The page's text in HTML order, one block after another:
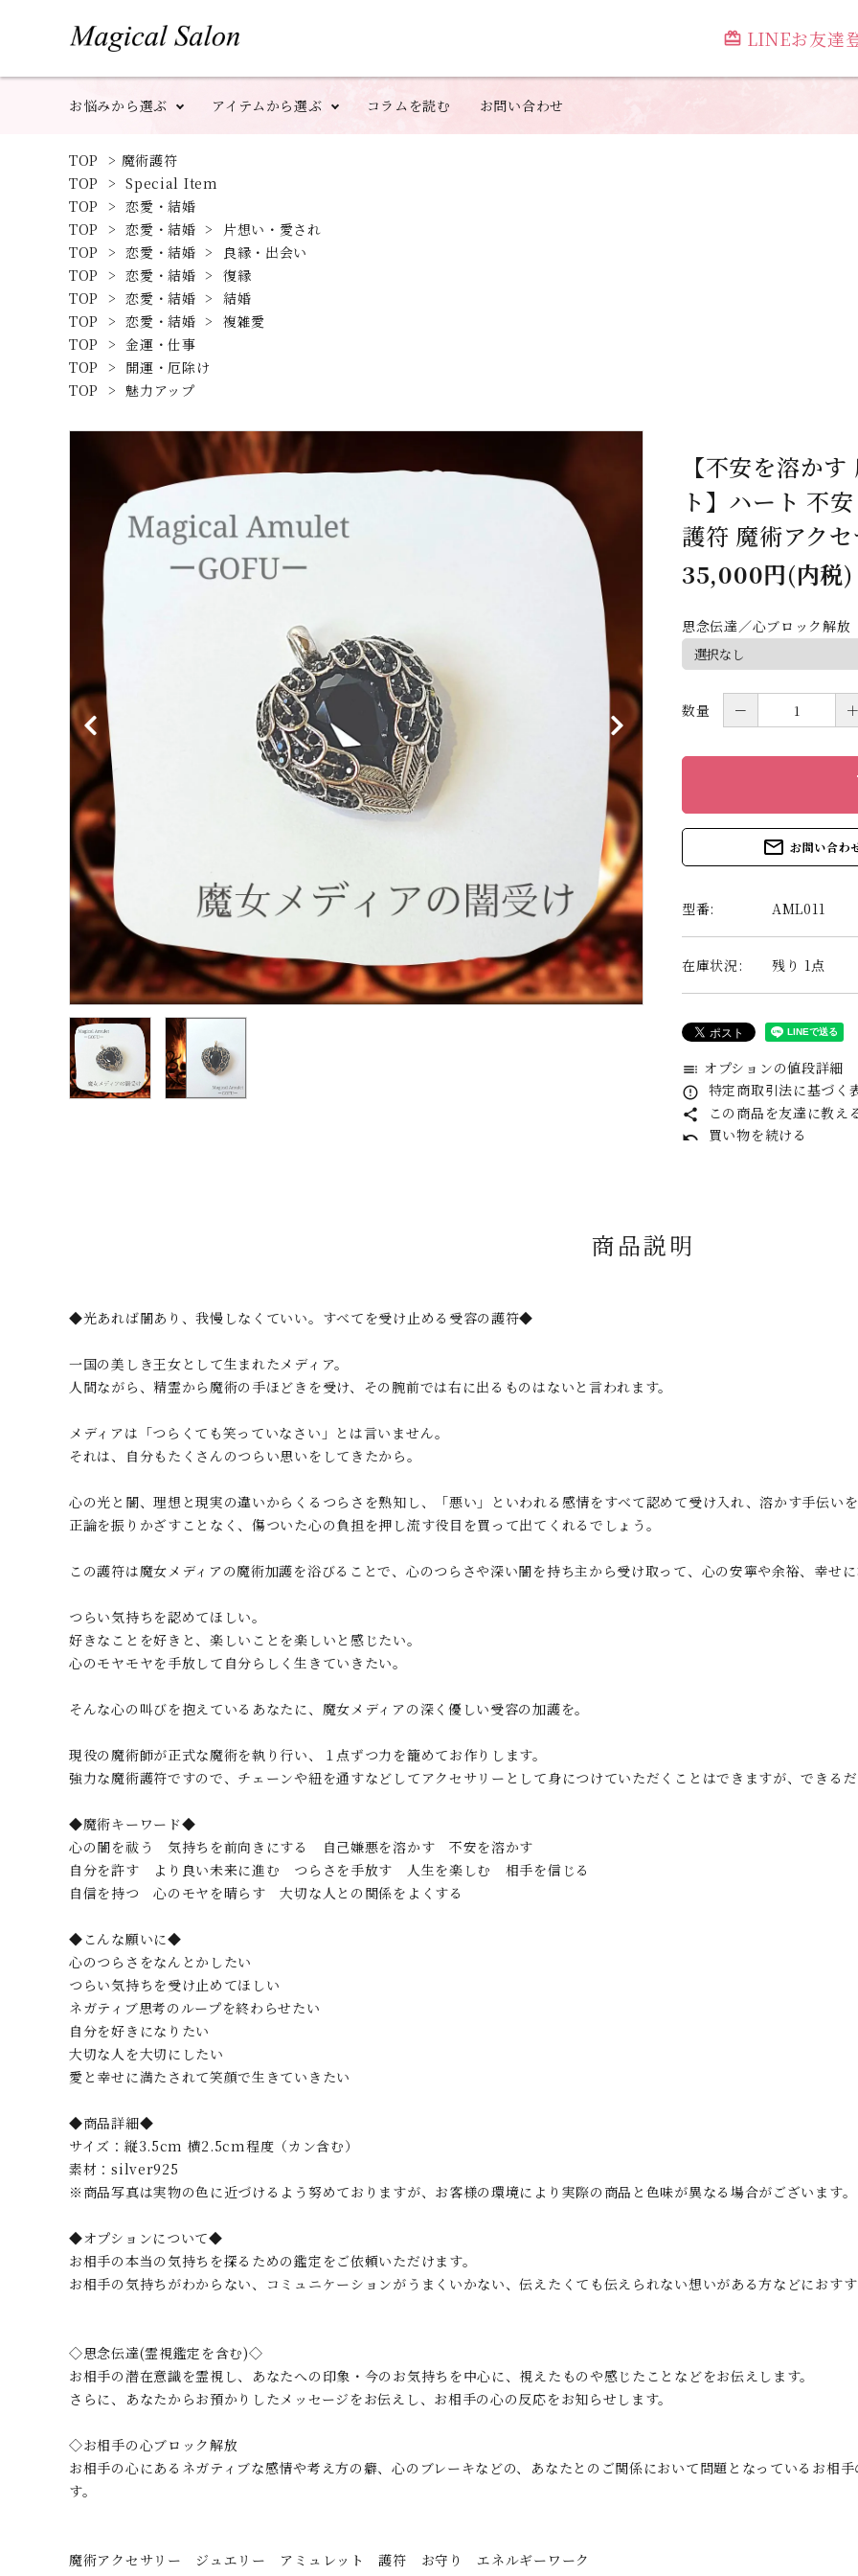
card_giftcard LINEお友達
お悩みから選ぶ アイテムから選ぶ コラムを読む お問い合わせ
TOP > 魔術護符
TOP > Special Item
TOP > 恋愛・結婚
TOP > 恋愛・結婚 >
片想い・愛され
TOP > 恋愛・結婚 >
良縁・出会い
TOP > 恋愛・結婚 > 復縁
TOP > 恋愛・結婚 > 結婚
TOP > 恋愛・結婚 > 複雑愛
TOP > 金運・仕事
TOP > 開運・厄除け
TOP > 魅力アップ
【不安を溶か
ト】ハート 不
護符 魔術アク
35,000円(内税)
思念伝達／心ブロック解放
数量 － ＋
mail_outline お問い合わ
型番: AML011
在庫状況: 残り 1点
toc オプションの値段詳細
error_outline 特定商取引法に基づく
share この商品を友達に教え
undo 買い物を続ける
商品説明
◆光あれば闇あり、我慢しなくていい。すべてを受け止める受容の護符◆
一国の美しき王女として生まれたメディア。
人間ながら、精霊から魔術の手ほどきを受け、その腕前では右に出るものはないと言われます。
メディアは「つらくても笑っていなさい」とは言いません。
それは、自分もたくさんのつらい思いをしてきたから。
心の光と闇、理想と現実の違いからくるつらさを熟知し、「悪い」といわれる感情をすべて認めて受け入れ、溶かす手伝いを
正論を振りかざすことなく、傷ついた心の負担を押し流す役目を買って出てくれるでしょう。
この護符は魔女メディアの魔術加護を浴びることで、心のつらさや深い闇を持ち主から受け取って、心の安寧や余裕、幸せ
つらい気持ちを認めてほしい。
好きなことを好きと、楽しいことを楽しいと感じたい。
心のモヤモヤを手放して自分らしく生きていきたい。
そんな心の叫びを抱えているあなたに、魔女メディアの深く優しい受容の加護を。
現役の魔術師が正式な魔術を執り行い、１点ずつ力を籠めてお作りします。
強力な魔術護符ですので、チェーンや紐を通すなどしてアクセサリーとして身につけていただくことはできますが、できる
◆魔術キーワード◆
心の闇を祓う 気持ちを前向きにする 自己嫌悪を溶かす 不安を溶かす
自分を許す より良い未来に進む つらさを手放す 人生を楽しむ 相手を信じる
自信を持つ 心のモヤを晴らす 大切な人との関係をよくする
◆こんな願いに◆
心のつらさをなんとかしたい
つらい気持ちを受け止めてほしい
ネガティブ思考のループを終わらせたい
自分を好きになりたい
大切な人を大切にしたい
愛と幸せに満たされて笑顔で生きていきたい
◆商品詳細◆
サイズ：縦3.5cm 横2.5cm程度（カン含む）
素材：silver925
※商品写真は実物の色に近づけるよう努めておりますが、お客様の環境により実際の商品と色味が異なる場合がございます。
◆オプションについて◆
お相手の本当の気持ちを探るための鑑定をご依頼いただけます。
お相手の気持ちがわからない、コミュニケーションがうまくいかない、伝えたくても伝えられない想いがある方などにおすす
◇思念伝達(霊視鑑定を含む)◇
お相手の潜在意識を霊視し、あなたへの印象・今のお気持ちを中心に、視えたものや感じたことなどをお伝えします。
さらに、あなたからお預かりしたメッセージをお伝えし、お相手の心の反応をお知らせします。
◇お相手の心ブロック解放
お相手の心にあるネガティブな感情や考え方の癖、心のブレーキなどの、あなたとのご関係において問題となっているお相
す。
魔術アクセサリー ジュエリー アミュレット 護符 お守り エネルギーワーク